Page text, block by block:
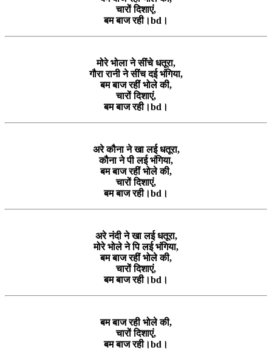
चारों दिशाएं,
बम बाज रही।bd।
मोरे भोला ने सींचे धतूरा,
गौरा रानी ने सींच दई भंगिया,
बम बाज रहीं भोले की,
चारों दिशाएं,
बम बाज रही।bd।
अरे कौना ने खा लई धतूरा,
कौना ने पी लई भंगिया,
बम बाज रहीं भोले की,
चारों दिशाएं,
बम बाज रही।bd।
अरे नंदी ने खा लई धतूरा,
मोरे भोले ने पि लई भंगिया,
बम बाज रहीं भोले की,
चारों दिशाएं,
बम बाज रही।bd।
बम बाज रही भोले की,
चारों दिशाएं,
बम बाज रही।bd।